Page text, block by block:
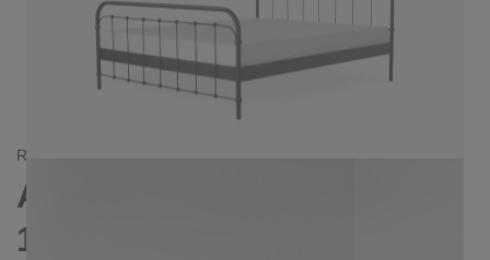
RETRO/
AMITA METALLBETT
180X200 CM